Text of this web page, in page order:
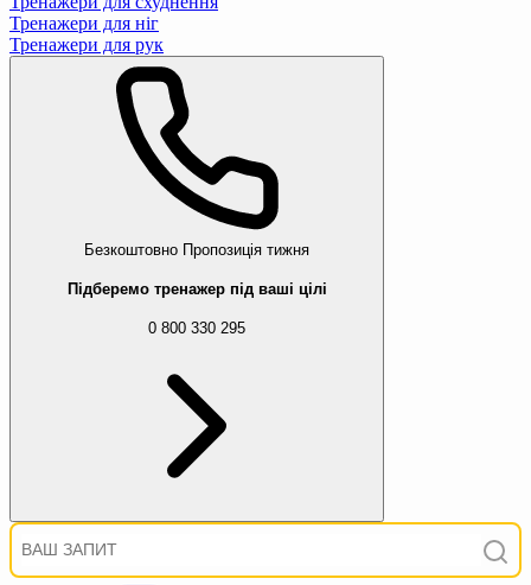
Тренажери для ніг
Тренажери для рук
Безкоштовно Пропозиція тижня
Підберемо тренажер під ваші цілі
0 800 330 295